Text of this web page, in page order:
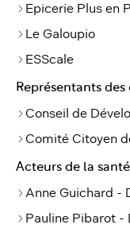
Epicerie Plus en
Le Galoupio
ESScale
Représentants
Conseil de
Comité Citoyen
Acteurs de la santé
Anne Guichard -
Pauline Pibarot -